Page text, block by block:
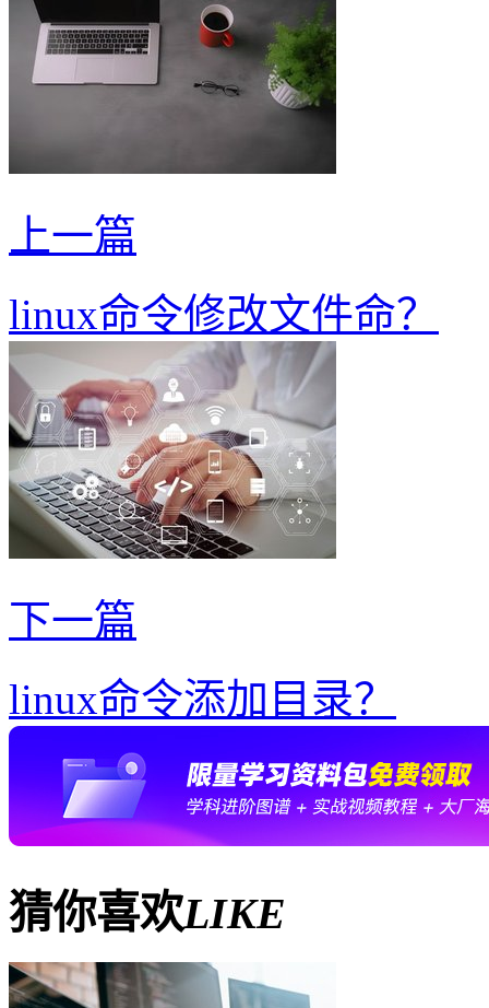
上一篇
linux命令修改文件命？
下一篇
linux命令添加目录？
猜你喜欢LIKE